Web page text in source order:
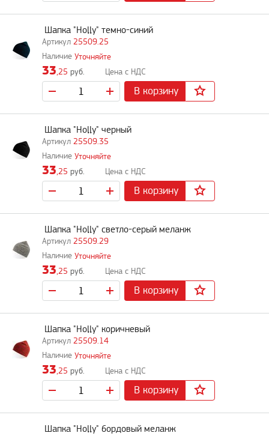
25509.25
Шапка "Holly" темно-синий
Уточняйте
33,25 руб.
В корзину
25509.35
Шапка "Holly" черный
Уточняйте
33,25 руб.
В корзину
25509.29
Шапка "Holly" светло-серый меланж
Уточняйте
33,25 руб.
В корзину
25509.14
Шапка "Holly" коричневый
Уточняйте
33,25 руб.
В корзину
Шапка "Holly" бордовый меланж